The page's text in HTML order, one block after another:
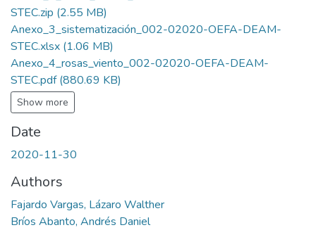
STEC.zip (2.55 MB)
Anexo_3_sistematización_002-02020-OEFA-DEAM-
STEC.xlsx (1.06 MB)
Anexo_4_rosas_viento_002-02020-OEFA-DEAM-
STEC.pdf(880.69 KB)
Show more
Date
2020-11-30
Authors
Fajardo Vargas, Lázaro Walther
Bríos Abanto, Andrés Daniel